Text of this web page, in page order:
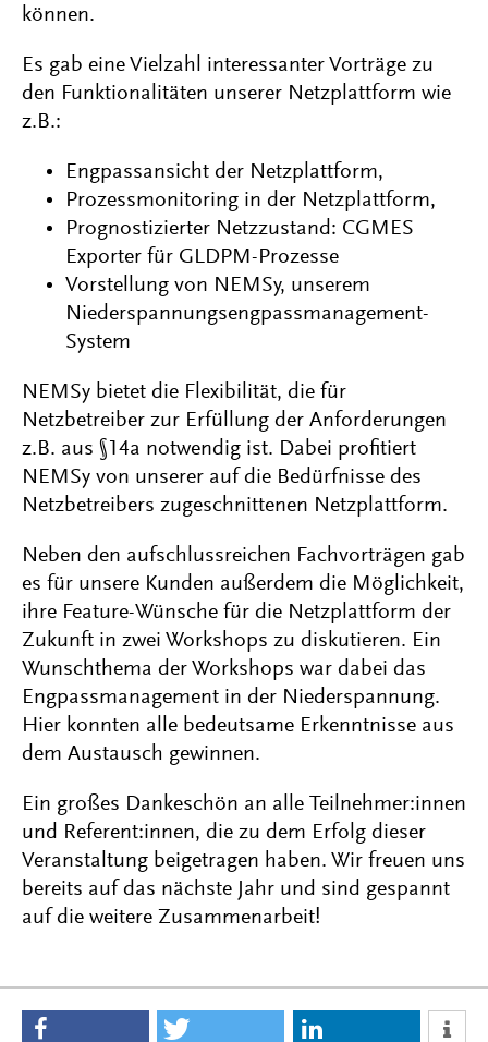
können.
Es gab eine Vielzahl interessanter Vorträge zu
den Funktionalitäten unserer Netzplattform wie
z.B.:
Engpassansicht der Netzplattform,
Prozessmonitoring in der Netzplattform,
Prognostizierter Netzzustand: CGMES
Exporter für GLDPM-Prozesse
Vorstellung von NEMSy, unserem
Niederspannungsengpassmanagement-
System
NEMSy bietet die Flexibilität, die für
Netzbetreiber zur Erfüllung der Anforderungen
z.B. aus §14a notwendig ist. Dabei profitiert
NEMSy von unserer auf die Bedürfnisse des
Netzbetreibers zugeschnittenen Netzplattform.
Neben den aufschlussreichen Fachvorträgen gab
es für unsere Kunden außerdem die Möglichkeit,
ihre Feature-Wünsche für die Netzplattform der
Zukunft in zwei Workshops zu diskutieren. Ein
Wunschthema der Workshops war dabei das
Engpassmanagement in der Niederspannung.
Hier konnten alle bedeutsame Erkenntnisse aus
dem Austausch gewinnen.
Ein großes Dankeschön an alle Teilnehmer:innen
und Referent:innen, die zu dem Erfolg dieser
Veranstaltung beigetragen haben. Wir freuen uns
bereits auf das nächste Jahr und sind gespannt
auf die weitere Zusammenarbeit!